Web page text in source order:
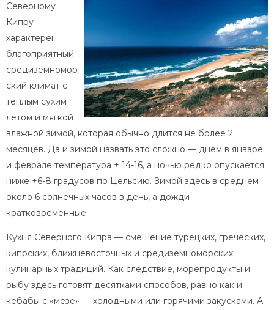
Северному
Кипру
характерен
благоприятный
средиземномор
ский климат с
теплым сухим
летом и мягкой
влажной зимой, которая обычно длится не более 2
месяцев. Да и зимой назвать это сложно — днем в январе
и феврале температура + 14-16, а ночью редко опускается
ниже +6-8 градусов по Цельсию. Зимой здесь в среднем
около 6 солнечных часов в день, а дожди
кратковременные.
Кухня Северного Кипра — смешение турецких, греческих,
кипрских, ближневосточных и средиземноморских
кулинарных традиций. Как следствие, морепродукты и
рыбу здесь готовят десятками способов, равно как и
кебабы с «мезе» — холодными или горячими закусками. А